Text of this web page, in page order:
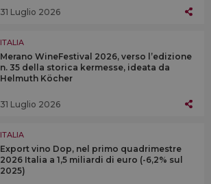
31 Luglio 2026
ITALIA
Merano WineFestival 2026, verso l’edizione
n. 35 della storica kermesse, ideata da
Helmuth Köcher
31 Luglio 2026
ITALIA
Export vino Dop, nel primo quadrimestre
2026 Italia a 1,5 miliardi di euro (-6,2% sul
2025)